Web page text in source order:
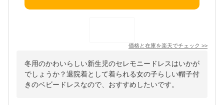
価格と在庫を楽天でチェック >>
冬用のかわいらしい新生児のセレモニードレスはいかが
でしょうか？退院着として着られる女の子らしい帽子付
きのベビードレスなので、おすすめしたいです。